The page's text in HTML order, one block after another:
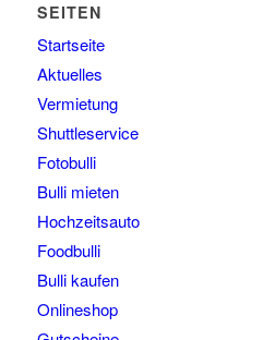
SEITEN
Startseite
Aktuelles
Vermietung
Shuttleservice
Fotobulli
Bulli mieten
Hochzeitsauto
Foodbulli
Bulli kaufen
Onlineshop